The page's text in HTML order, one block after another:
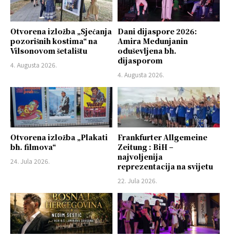
Otvorena izložba „Sjećanja
pozorišnih kostima“ na
Vilsonovom šetalištu
4. Augusta 2026.
Dani dijaspore 2026:
Amira Medunjanin
oduševljena bh.
dijasporom
4. Augusta 2026.
Otvorena izložba „Plakati
bh. filmova“
24. Jula 2026.
Frankfurter Allgemeine
Zeitung : BiH –
najvoljenija
reprezentacija na svijetu
22. Jula 2026.